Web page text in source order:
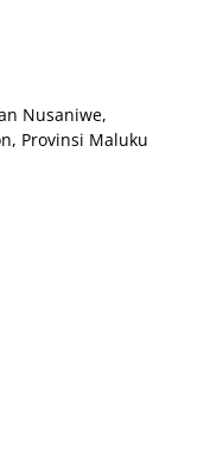
Nusaniwe,
Provinsi Maluku